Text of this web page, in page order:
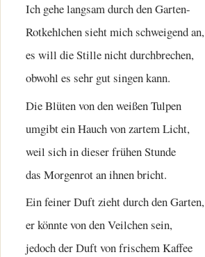
Ich gehe langsam durch den Garten-
Rotkehlchen sieht mich schweigend an,
es will die Stille nicht durchbrechen,
obwohl es sehr gut singen kann.
Die Blüten von den weißen Tulpen
umgibt ein Hauch von zartem Licht,
weil sich in dieser frühen Stunde
das Morgenrot an ihnen bricht.
Ein feiner Duft zieht durch den Garten,
er könnte von den Veilchen sein,
jedoch der Duft von frischem Kaffee